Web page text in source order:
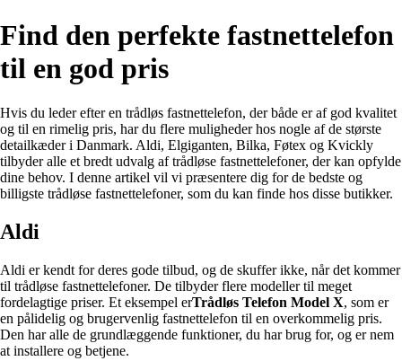
Find den perfekte fastnettelefon
til en god pris
Hvis du leder efter en trådløs fastnettelefon, der både er af god kvalitet
og til en rimelig pris, har du flere muligheder hos nogle af de største
detailkæder i Danmark. Aldi, Elgiganten, Bilka, Føtex og Kvickly
tilbyder alle et bredt udvalg af trådløse fastnettelefoner, der kan opfylde
dine behov. I denne artikel vil vi præsentere dig for de bedste og
billigste trådløse fastnettelefoner, som du kan finde hos disse butikker.
Aldi
Aldi er kendt for deres gode tilbud, og de skuffer ikke, når det kommer
til trådløse fastnettelefoner. De tilbyder flere modeller til meget
fordelagtige priser. Et eksempel erTrådløs Telefon Model X, som er
en pålidelig og brugervenlig fastnettelefon til en overkommelig pris.
Den har alle de grundlæggende funktioner, du har brug for, og er nem
at installere og betjene.